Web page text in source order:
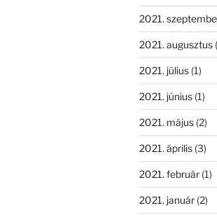
2021.
2021. augusztus
2021. július(1)
2021. június(1)
2021. május(2)
2021. április(3)
2021. február(1)
2021. január(2)